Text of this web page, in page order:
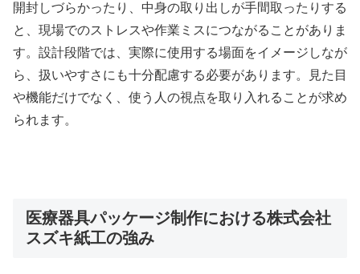
開封しづらかったり、中身の取り出しが手間取ったりする
と、現場でのストレスや作業ミスにつながることがありま
す。設計段階では、実際に使用する場面をイメージしなが
ら、扱いやすさにも十分配慮する必要があります。見た目
や機能だけでなく、使う人の視点を取り入れることが求め
られます。
医療器具パッケージ制作における株式会社
スズキ紙工の強み